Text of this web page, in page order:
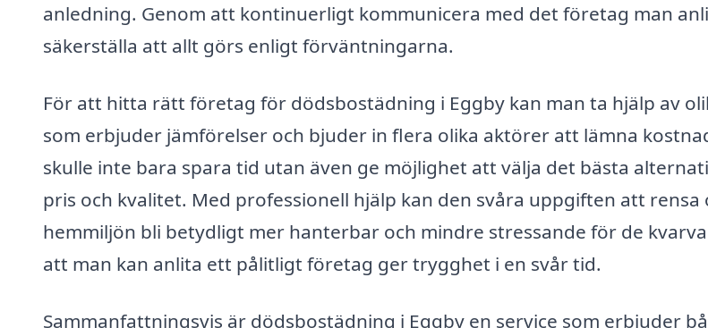
anledning. Genom att kontinuerligt kommunicera med det företag man
säkerställa att allt görs enligt förväntningarna.
För att hitta rätt företag för dödsbostädning i Eggby kan man ta hjälp av
som erbjuder jämförelser och bjuder in flera olika aktörer att lämna
skulle inte bara spara tid utan även ge möjlighet att välja det bästa
pris och kvalitet. Med professionell hjälp kan den svåra uppgiften att rensa
hemmiljön bli betydligt mer hanterbar och mindre stressande för de
att man kan anlita ett pålitligt företag ger trygghet i en svår tid.
Sammanfattningsvis är dödsbostädning i Eggby en service som erbjuder